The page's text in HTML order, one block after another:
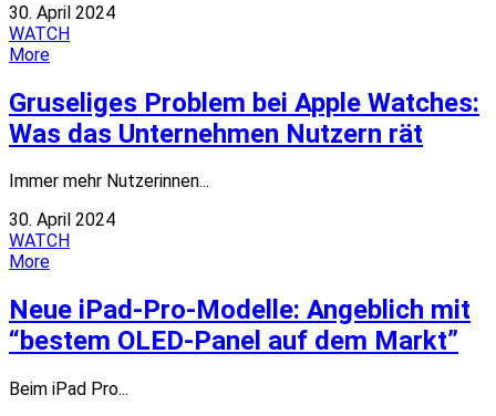
30. April 2024
WATCH
More
Gruseliges Problem bei Apple Watches:
Was das Unternehmen Nutzern rät
Immer mehr Nutzerinnen...
30. April 2024
WATCH
More
Neue iPad-Pro-Modelle: Angeblich mit
“bestem OLED-Panel auf dem Markt”
Beim iPad Pro...